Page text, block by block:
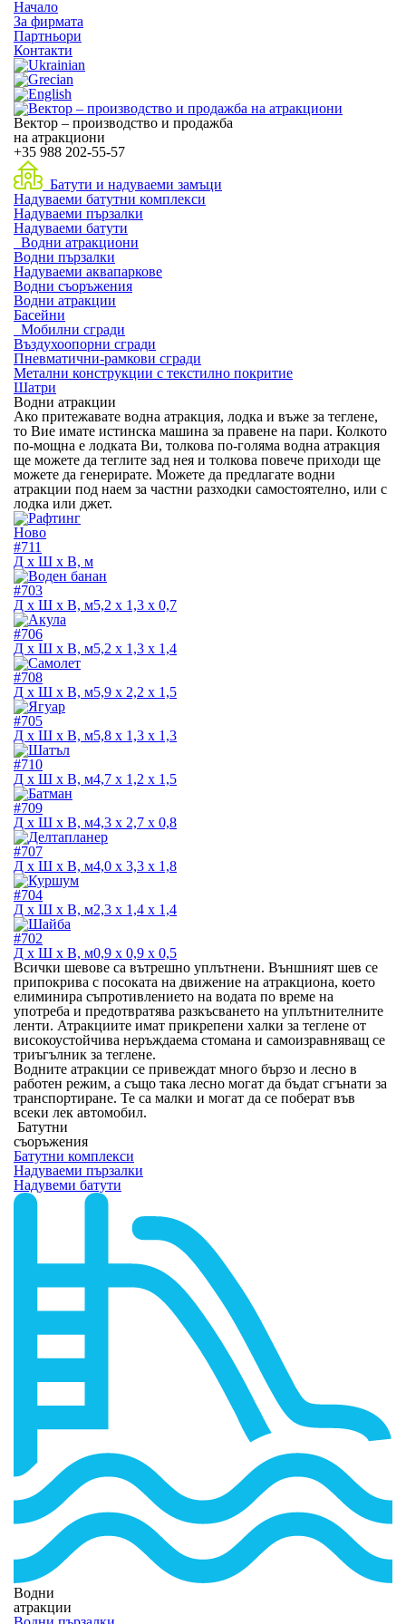
Начало
За фирмата
Партньори
Контакти
Вектор – производство и продажба
на атракциони
+35 988 202-55-57
Батути и надуваеми замъци
Надуваеми батутни комплекси
Надуваеми пързалки
Надуваеми батути
Водни атракциони
Водни пързалки
Надуваеми аквапаркове
Водни съоръжения
Водни атракции
Басейни
Мобилни сгради
Въздухоопорни сгради
Пневматични-рамкови сгради
Метални конструкции с текстилно покритие
Шатри
Водни атракции
Ако притежавате водна атракция, лодка и въже за теглене,
то Вие имате истинска машина за правене на пари. Колкото
по-мощна е лодката Ви, толкова по-голяма водна атракция
ще можете да теглите зад нея и толкова повече приходи ще
можете да генерирате. Можете да предлагате водни
атракции под наем за частни разходки самостоятелно, или с
лодка или джет.
Ново
#711
Д х Ш х В, м
#703
Д х Ш х В, м5,2 х 1,3 х 0,7
#706
Д х Ш х В, м5,2 х 1,3 х 1,4
#708
Д х Ш х В, м5,9 х 2,2 х 1,5
#705
Д х Ш х В, м5,8 х 1,3 х 1,3
#710
Д х Ш х В, м4,7 х 1,2 х 1,5
#709
Д х Ш х В, м4,3 х 2,7 х 0,8
#707
Д х Ш х В, м4,0 х 3,3 х 1,8
#704
Д х Ш х В, м2,3 х 1,4 х 1,4
#702
Д х Ш х В, м0,9 х 0,9 х 0,5
Всички шевове са вътрешно уплътнени. Външният шев се
припокрива с посоката на движение на атракциона, което
елиминира съпротивлението на водата по време на
употреба и предотвратява разкъсването на уплътнителните
ленти. Атракциите имат прикрепени халки за теглене от
високоустойчива неръждаема стомана и самоизравняващ се
триъгълник за теглене.
Водните атракции се привеждат много бързо и лесно в
работен режим, а също така лесно могат да бъдат сгънати за
транспортиране. Те са малки и могат да се поберат във
всеки лек автомобил.
Батутни
съоръжения
Батутни комплекси
Надуваеми пързалки
Надувеми батути
Водни
атракции